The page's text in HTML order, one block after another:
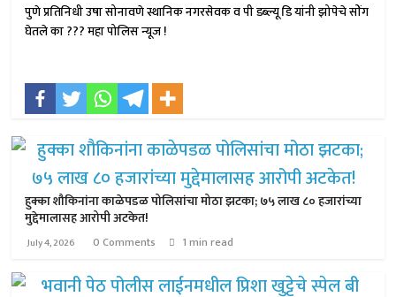
पुणे प्रतिनिधी उषा सोनावणे स्थानिक नगरसेवक व पी डब्ल्यू डि यांनी झोपेचे सोंग
घेतले का ??? महा पोलिस न्यूज !
हुक्का शौकिनांना काळेपडळ पोलिसांचा मोठा झटका; ७५ लाख ८० हजारांच्या
मुद्देमालासह आरोपी अटकेत!
July 4, 2026 0 Comments 1 min read